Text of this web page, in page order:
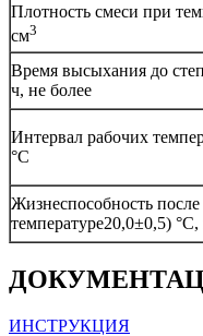
Плотность смеси при
см3
Время высыхания до
ч, не более
Интервал рабочих
°С
Жизнеспособность
температуре20,0±0,5)
ИНСТРУКЦИЯ